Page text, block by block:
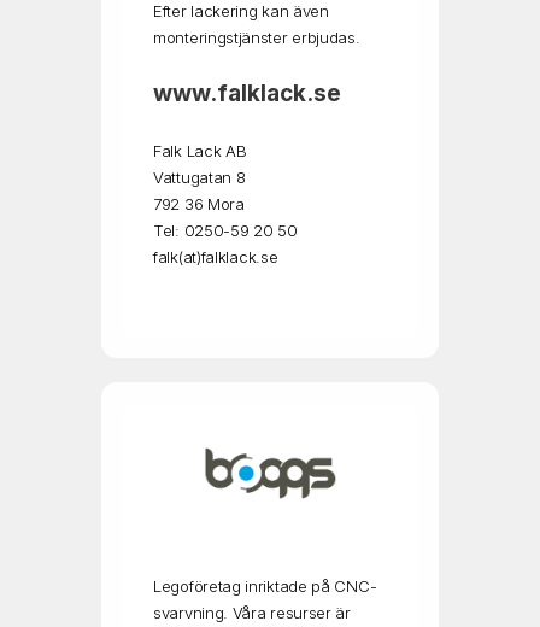
Efter lackering kan även
monteringstjänster erbjudas.
www.falklack.se
Falk Lack AB
Vattugatan 8
792 36 Mora
Tel: 0250-59 20 50
falk(at)falklack.se
Legoföretag inriktade på CNC-
svarvning. Våra resurser är